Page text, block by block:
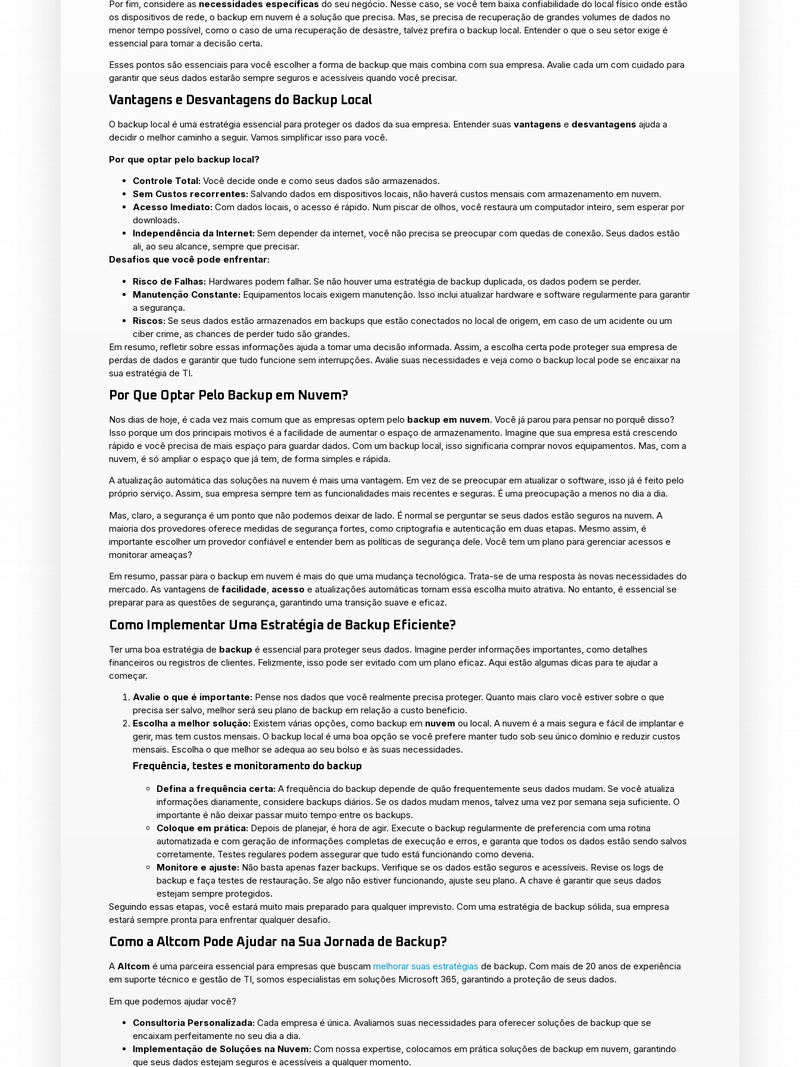
Por fim, considere as necessidades específicas do seu negócio. Nesse caso, se você tem baixa confiabilidade do local físico onde estão
os dispositivos de rede, o backup em nuvem é a solução que precisa. Mas, se precisa de recuperação de grandes volumes de dados no
menor tempo possível, como o caso de uma recuperação de desastre, talvez prefira o backup local. Entender o que o seu setor exige é
essencial para tomar a decisão certa.
Esses pontos são essenciais para você escolher a forma de backup que mais combina com sua empresa. Avalie cada um com cuidado para
garantir que seus dados estarão sempre seguros e acessíveis quando você precisar.
Vantagens e Desvantagens do Backup Local
O backup local é uma estratégia essencial para proteger os dados da sua empresa. Entender suas vantagens e desvantagens ajuda a
decidir o melhor caminho a seguir. Vamos simplificar isso para você.
Por que optar pelo backup local?
Controle Total: Você decide onde e como seus dados são armazenados.
Sem Custos recorrentes: Salvando dados em dispositivos locais, não haverá custos mensais com armazenamento em nuvem.
Acesso Imediato: Com dados locais, o acesso é rápido. Num piscar de olhos, você restaura um computador inteiro, sem esperar por
downloads.
Independência da Internet: Sem depender da internet, você não precisa se preocupar com quedas de conexão. Seus dados estão
ali, ao seu alcance, sempre que precisar.
Desafios que você pode enfrentar:
Risco de Falhas: Hardwares podem falhar. Se não houver uma estratégia de backup duplicada, os dados podem se perder.
Manutenção Constante: Equipamentos locais exigem manutenção. Isso inclui atualizar hardware e software regularmente para garantir
a segurança.
Riscos: Se seus dados estão armazenados em backups que estão conectados no local de origem, em caso de um acidente ou um
ciber crime, as chances de perder tudo são grandes.
Em resumo, refletir sobre essas informações ajuda a tomar uma decisão informada. Assim, a escolha certa pode proteger sua empresa de
perdas de dados e garantir que tudo funcione sem interrupções. Avalie suas necessidades e veja como o backup local pode se encaixar na
sua estratégia de TI.
Por Que Optar Pelo Backup em Nuvem?
Nos dias de hoje, é cada vez mais comum que as empresas optem pelo backup em nuvem. Você já parou para pensar no porquê disso?
Isso porque um dos principais motivos é a facilidade de aumentar o espaço de armazenamento. Imagine que sua empresa está crescendo
rápido e você precisa de mais espaço para guardar dados. Com um backup local, isso significaria comprar novos equipamentos. Mas, com a
nuvem, é só ampliar o espaço que já tem, de forma simples e rápida.
A atualização automática das soluções na nuvem é mais uma vantagem. Em vez de se preocupar em atualizar o software, isso já é feito pelo
próprio serviço. Assim, sua empresa sempre tem as funcionalidades mais recentes e seguras. É uma preocupação a menos no dia a dia.
Mas, claro, a segurança é um ponto que não podemos deixar de lado. É normal se perguntar se seus dados estão seguros na nuvem. A
maioria dos provedores oferece medidas de segurança fortes, como criptografia e autenticação em duas etapas. Mesmo assim, é
importante escolher um provedor confiável e entender bem as políticas de segurança dele. Você tem um plano para gerenciar acessos e
monitorar ameaças?
Em resumo, passar para o backup em nuvem é mais do que uma mudança tecnológica. Trata-se de uma resposta às novas necessidades do
mercado. As vantagens de facilidade, acesso e atualizações automáticas tornam essa escolha muito atrativa. No entanto, é essencial se
preparar para as questões de segurança, garantindo uma transição suave e eficaz.
Como Implementar Uma Estratégia de Backup Eficiente?
Ter uma boa estratégia de backup é essencial para proteger seus dados. Imagine perder informações importantes, como detalhes
financeiros ou registros de clientes. Felizmente, isso pode ser evitado com um plano eficaz. Aqui estão algumas dicas para te ajudar a
começar.
Avalie o que é importante: Pense nos dados que você realmente precisa proteger. Quanto mais claro você estiver sobre o que
precisa ser salvo, melhor será seu plano de backup em relação a custo beneficio.
Escolha a melhor solução: Existem várias opções, como backup em nuvem ou local. A nuvem é a mais segura e fácil de implantar e
gerir, mas tem custos mensais. O backup local é uma boa opção se você prefere manter tudo sob seu único domínio e reduzir custos
mensais. Escolha o que melhor se adequa ao seu bolso e às suas necessidades.
Frequência, testes e monitoramento do backup
Defina a frequência certa: A frequência do backup depende de quão frequentemente seus dados mudam. Se você atualiza
informações diariamente, considere backups diários. Se os dados mudam menos, talvez uma vez por semana seja suficiente. O
importante é não deixar passar muito tempo entre os backups.
Coloque em prática: Depois de planejar, é hora de agir. Execute o backup regularmente de preferencia com uma rotina
automatizada e com geração de informações completas de execução e erros, e garanta que todos os dados estão sendo salvos
corretamente. Testes regulares podem assegurar que tudo está funcionando como deveria.
Monitore e ajuste: Não basta apenas fazer backups. Verifique se os dados estão seguros e acessíveis. Revise os logs de
backup e faça testes de restauração. Se algo não estiver funcionando, ajuste seu plano. A chave é garantir que seus dados
estejam sempre protegidos.
Seguindo essas etapas, você estará muito mais preparado para qualquer imprevisto. Com uma estratégia de backup sólida, sua empresa
estará sempre pronta para enfrentar qualquer desafio.
Como a Altcom Pode Ajudar na Sua Jornada de Backup?
A Altcom é uma parceira essencial para empresas que buscam melhorar suas estratégias de backup. Com mais de 20 anos de experiência
em suporte técnico e gestão de TI, somos especialistas em soluções Microsoft 365, garantindo a proteção de seus dados.
Em que podemos ajudar você?
Consultoria Personalizada: Cada empresa é única. Avaliamos suas necessidades para oferecer soluções de backup que se
encaixam perfeitamente no seu dia a dia.
Implementação de Soluções na Nuvem: Com nossa expertise, colocamos em prática soluções de backup em nuvem, garantindo
que seus dados estejam seguros e acessíveis a qualquer momento.